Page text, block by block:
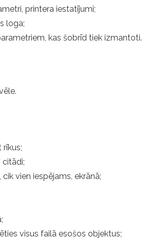
printera iestatījumi;
loga;
kas šobrīd tiek izmantoti.
citādi;
vien iespējams, ekrānā;
visus failā esošos objektus;